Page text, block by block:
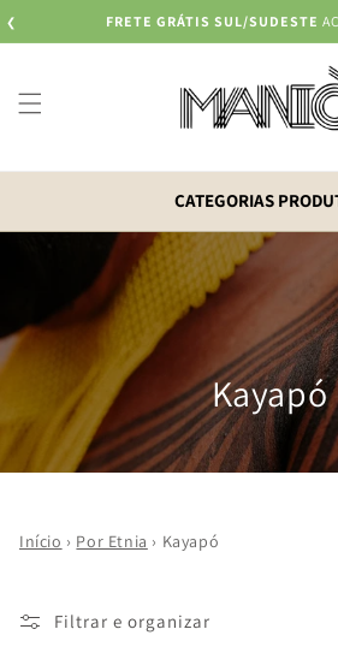
conteúdo
❮ FRETE GRÁTIS SUL/SUDESTE
CATEGORIAS
Kayapó
Início › Por Etnia › Kayapó
Filtrar e organizar